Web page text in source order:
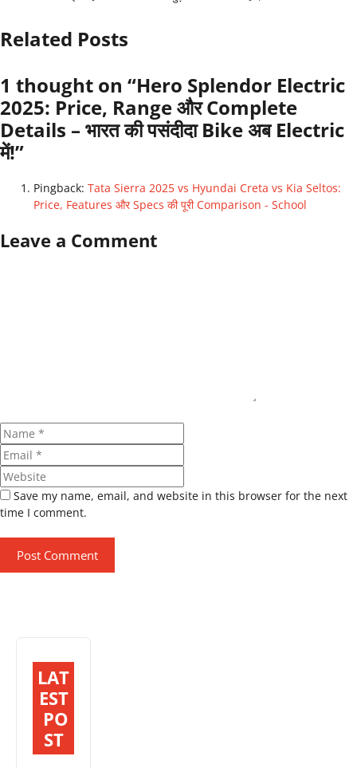
Related Posts
1 thought on “Hero Splendor Electric
2025: Price, Range और Complete
Details – भारत की पसंदीदा Bike अब Electric
में!”
Pingback: Tata Sierra 2025 vs Hyundai Creta vs Kia Seltos:
Price, Features और Specs की पूरी Comparison - School
Leave a Comment
Name
Save my name, email, and website in this browser for the next
time I comment.
LAT
EST
PO
ST